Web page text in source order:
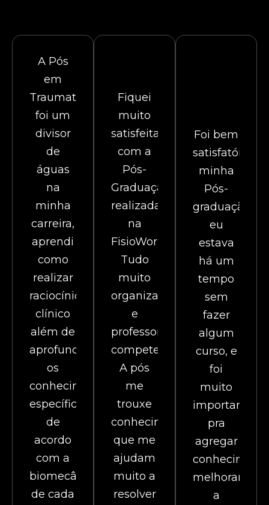
A Pós
em
Traumato
foi um
divisor
de
águas
na
minha
carreira,
aprendi
como
realizar
raciocínio
clínico
além de
aprofundar
os
conhecimentos
específicos
de
acordo
com a
biomecânica
de cada
Fiquei
muito
satisfeita
com a
Pós-
Graduação
realizada
na
FisioWork.
Tudo
muito
organizado
e
professores
competentes.
A pós
me
trouxe
conhecimentos
que me
ajudam
muito a
resolver
Foi bem
satisfatório
minha
Pós-
graduação,
eu
estava
há um
tempo
sem
fazer
algum
curso, e
foi
muito
importante
pra
agregar
melhorando
a